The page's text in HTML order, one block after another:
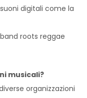
digitali come la
roots reggae
musicali?
organizzazioni